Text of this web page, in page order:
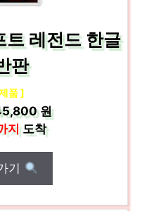
트 레전드 한글
판
품 ]
원
지도착
기